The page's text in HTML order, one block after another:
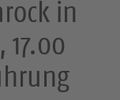
in